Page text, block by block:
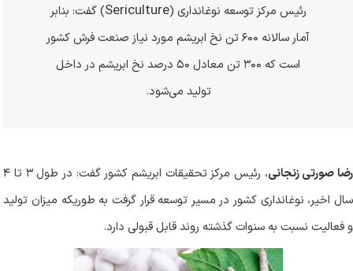
رئیس مرکز توسعه نوغانداری (Sericulture) گفت: بنابر
آمار سالانه ۶۰۰ تن نخ ابریشم مورد نیاز صنعت فرش کشور
است که ۳۰۰ تن معادل ۵۰ درصد نخ ابریشم در داخل
تولید می‌شود.
رضا صورتی زنجانی
، رئیس مرکز تحقیقات ابریشم کشور گفت: در طول ۳ تا ۴
سال اخیر، نوغانداری کشور در مسیر توسعه قرار گرفت به طوریکه میزان تولید
و فعالیت نسبت به سنوات گذشته روند قابل قبولی دارد.